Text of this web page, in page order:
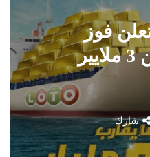
فوز
شخص بأزيد من 3 ملايير
شارك